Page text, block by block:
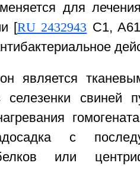
для
[RU 2432943 C1,
является
свиней
с
или